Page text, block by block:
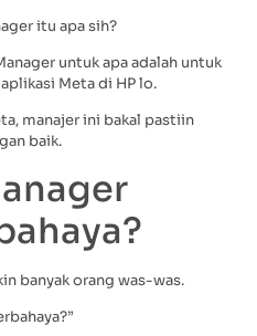
itu apa sih?
untuk apa adalah untuk
Meta di HP lo.
manajer ini bakal pastiin
baik.
banyak orang was-was.